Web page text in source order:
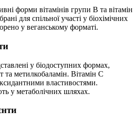
форми вітамінів групи B та вітамін
для спільної участі у біохімічних
у веганському форматі.
у біодоступних формах,
метилкобаламін. Вітамін С
властивостями.
у метаболічних шляхах.